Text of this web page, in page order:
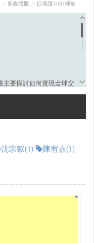
╱ 多媒體版 ╱ 已保護 0.00 棵樹
主要探討如何實現全球交
題日益嚴重，減少排
討論了從汽車，並提出
面的因素，如何共同推
沈宗叡(1) 陳宥嘉(1)